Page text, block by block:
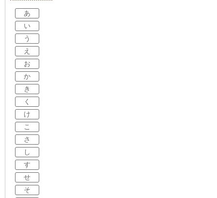
あ
い
う
え
お
か
き
く
け
こ
さ
し
す
せ
そ